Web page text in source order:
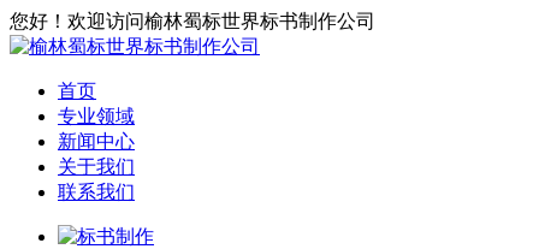
您好！欢迎访问榆林蜀标世界标书制作公司
首页
专业领域
新闻中心
关于我们
联系我们